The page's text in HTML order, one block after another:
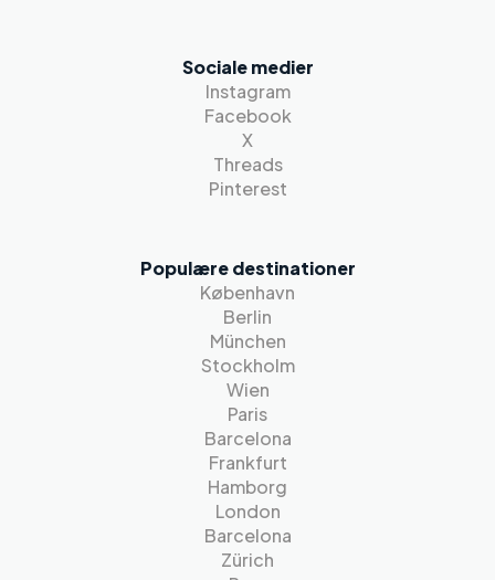
Sociale medier
Instagram
Facebook
X
Threads
Pinterest
Populære destinationer
København
Berlin
München
Stockholm
Wien
Paris
Barcelona
Frankfurt
Hamborg
London
Barcelona
Zürich